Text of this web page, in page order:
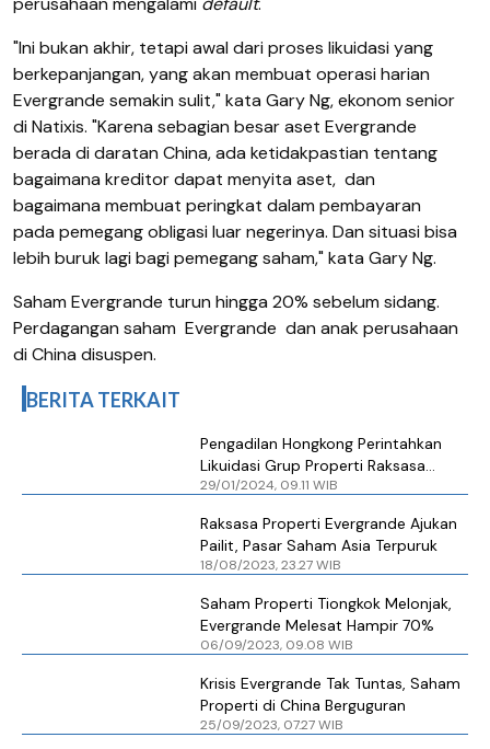
"Ini bukan akhir, tetapi awal dari proses likuidasi yang
berkepanjangan, yang akan membuat operasi harian
Evergrande semakin sulit," kata Gary Ng, ekonom senior
di Natixis. "Karena sebagian besar aset Evergrande
berada di daratan China, ada ketidakpastian tentang
bagaimana kreditor dapat menyita aset, dan
bagaimana membuat peringkat dalam pembayaran
pada pemegang obligasi luar negerinya. Dan situasi bisa
lebih buruklagi bagi pemegang saham," kata Gary Ng.
Saham Evergrande turun hingga 20% sebelum sidang.
Perdagangan saham Evergrande dan anak perusahaan
di China disuspen.
BERITA TERKAIT
Pengadilan Hongkong Perintahkan
Likuidasi Grup Properti Raksasa
Evergrande
29/01/2024, 09.11 WIB
Raksasa Properti Evergrande Ajukan
Pailit, Pasar Saham Asia Terpuruk
18/08/2023, 23.27 WIB
Saham Properti Tiongkok Melonjak,
Evergrande Melesat Hampir 70%
06/09/2023, 09.08 WIB
Krisis Evergrande Tak Tuntas, Saham
Properti di China Berguguran
25/09/2023, 07.27 WIB